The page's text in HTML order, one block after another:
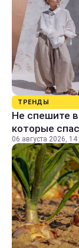
ТРЕНДЫ
Не спешите
которые
06 августа 2026,